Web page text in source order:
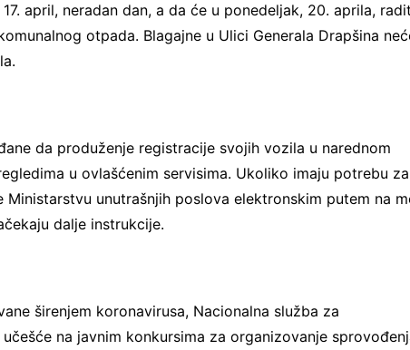
april, neradan dan, a da će u ponedeljak, 20. aprila,
otpada. Blagajne u Ulici Generala Drapšina
da produženje registracije svojih vozila u narednom
u ovlašćenim servisima. Ukoliko imaju potrebu za
unutrašnjih poslova elektronskim putem na
dalje instrukcije.
širenjem koronavirusa, Nacionalna služba za
na javnim konkursima za organizovanje